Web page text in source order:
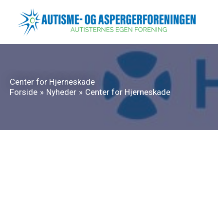
indholdet
Center for Hjerneskade
Forside
Nyheder Center for Hjerneskade